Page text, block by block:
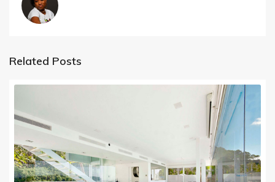
Related Posts